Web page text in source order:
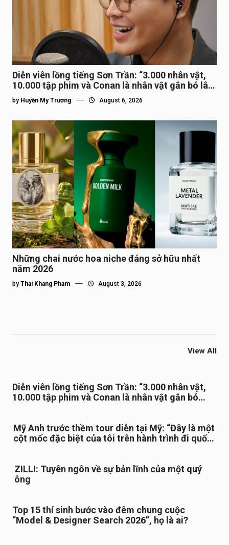
Diễn viên lồng tiếng Sơn Trần: “3.000 nhân vật,
10.000 tập phim và Conan là nhân vật gắn bó lâu
nhất”
by Huyền My Trương August 6, 2026
Những chai nước hoa niche đáng sở hữu nhất
năm 2026
by Thai Khang Pham August 3, 2026
View All
Diễn viên lồng tiếng Sơn Trần: “3.000 nhân vật,
10.000 tập phim và Conan là nhân vật gắn bó
Mỹ Anh trước thềm tour diễn tại Mỹ: “Đây là một
cột mốc đặc biệt của tôi trên hành trình đi quốc
ZILLI: Tuyên ngôn về sự bản lĩnh của một quý
ông
Top 15 thí sinh bước vào đêm chung cuộc
“Model & Designer Search 2026”, họ là ai?